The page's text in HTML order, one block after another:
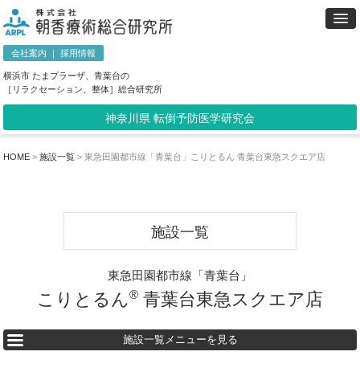
会社案内 ｜採用情報
横浜市 たまプラーザ、青葉台の
［リラクセーション、整体］総合研究所
神奈川県 転倒予防医学研究会
HOME > 施設一覧 > 東急田園都市線「青葉台」こりとるん 青葉台東急スクエア店
施設一覧
東急田園都市線「青葉台」
こりとるん® 青葉台東急スクエア店
施設一覧メニューを見る